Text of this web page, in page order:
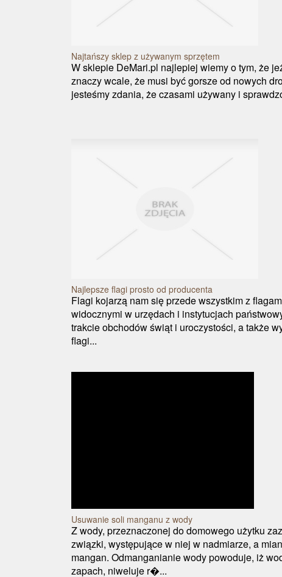
Najtańszy sklep z używanym sprzętem
W sklepie DeMari.pl najlepiej wiemy o tym, że
znaczy wcale, że musi być gorsze od nowych
jesteśmy zdania, że czasami używany i
Najlepsze flagi prosto od producenta
Flagi kojarzą nam się przede wszystkim z
widocznymi w urzędach i instytucjach
trakcie obchodów świąt i uroczystości, a także
flagi...
Usuwanie soli manganu z wody
Z wody, przeznaczonej do domowego użytku
związki, występujące w niej w nadmiarze, a
mangan. Odmanganianie wody powoduje, iż
zapach, niweluje r�...